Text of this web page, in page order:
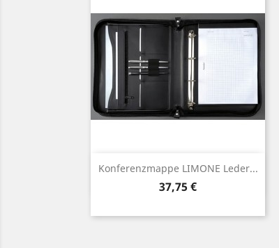
Konferenzmappe LIMONE Leder...
Preis
37,75 €
Vorschau